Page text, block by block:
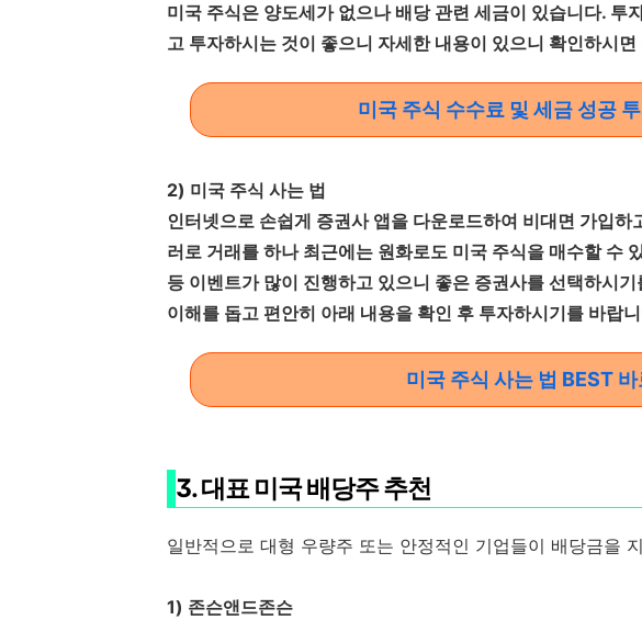
미국 주식은 양도세가 없으나 배당 관련 세금이 있습니다. 투
고 투자하시는 것이 좋으니 자세한 내용이 있으니 확인하시
미국 주식 수수료 및 세금 성공
2) 미국 주식 사는 법
인터넷으로 손쉽게 증권사 앱을 다운로드하여 비대면 가입
러로 거래를 하나 최근에는 원화로도 미국 주식을 매수할 수
등 이벤트가 많이 진행하고 있으니 좋은 증권사를 선택하시
이해를 돕고 편안히 아래 내용을 확인 후 투자하시기를 바랍
미국 주식 사는 법 BEST 바
3. 대표 미국 배당주 추천
일반적으로 대형 우량주 또는 안정적인 기업들이 배당금을
1) 존슨앤드존슨